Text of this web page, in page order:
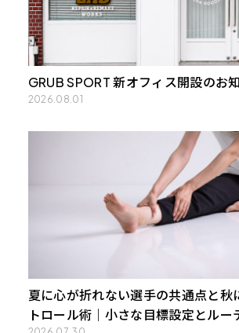
GRUB SPORT 新オフィス開設のお
2026.08.01
夏に心が折れない選手の共通点と秋
トロール術｜小さな目標設定とルー